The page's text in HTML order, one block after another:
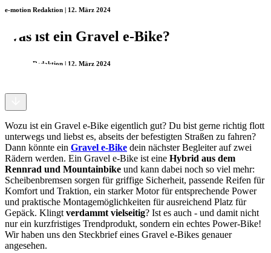
e-motion Redaktion | 12. März 2024
Was ist ein Gravel e-Bike?
e-motion Redaktion | 12. März 2024
Wozu ist ein Gravel e-Bike eigentlich gut? Du bist gerne richtig flott
unterwegs und liebst es, abseits der befestigten Straßen zu fahren?
Dann könnte ein Gravel e-Bike dein nächster Begleiter auf zwei
Rädern werden. Ein Gravel e-Bike ist eine Hybrid aus dem
Rennrad und Mountainbike und kann dabei noch so viel mehr:
Scheibenbremsen sorgen für griffige Sicherheit, passende Reifen für
Komfort und Traktion, ein starker Motor für entsprechende Power
und praktische Montagemöglichkeiten für ausreichend Platz für
Gepäck. Klingt verdammt vielseitig? Ist es auch - und damit nicht
nur ein kurzfristiges Trendprodukt, sondern ein echtes Power-Bike!
Wir haben uns den Steckbrief eines Gravel e-Bikes genauer
angesehen.